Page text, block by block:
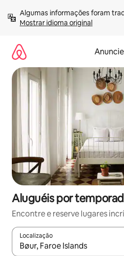
para
Mostrar idioma original
Aluguéis por
Encontre e reserve lugares
Localização
Quando os resultados